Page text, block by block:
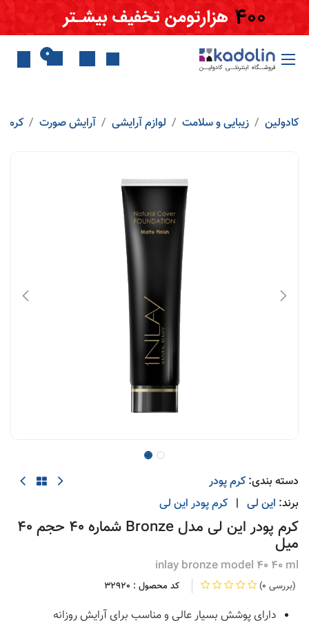
Skip to Content
0
کادولین زیبایی و سلامت لوازم آرایشی آرایش صورت کرم
دسته بندی: کرم پودر
برند: این لی | کرم پودر این لی
کرم پودر این لی مدل Bronze شماره 40 حجم 40
میل
inlay bronze model 40 40 ml
(0 بررسی) کد محصول : 32920
دارای پوشش بسیار عالی و مناسب برای آرایش روزانه